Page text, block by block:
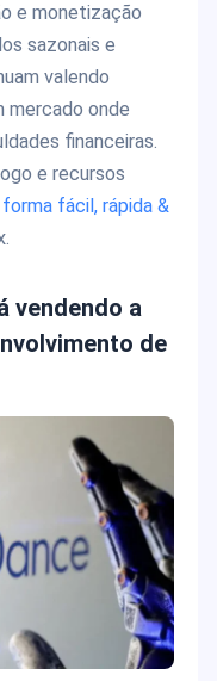
e monetização
sazonais e
valendo
mercado onde
financeiras.
e recursos
fácil, rápida &
vendendo a
de